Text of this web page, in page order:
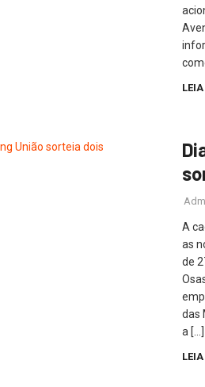
A
as
de
das
a […]